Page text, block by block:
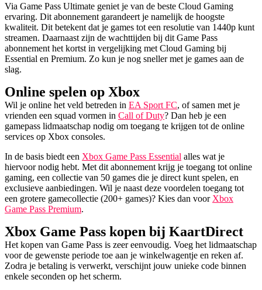
Via Game Pass Ultimate geniet je van de beste Cloud Gaming
ervaring. Dit abonnement garandeert je namelijk de hoogste
kwaliteit. Dit betekent dat je games tot een resolutie van 1440p kunt
streamen. Daarnaast zijn de wachttijden bij dit Game Pass
abonnement het kortst in vergelijking met Cloud Gaming bij
Essential en Premium. Zo kun je nog sneller met je games aan de
slag.
Online spelen op Xbox
Wil je online het veld betreden in EA Sport FC, of samen met je
vrienden een squad vormen in Call of Duty? Dan heb je een
gamepass lidmaatschap nodig om toegang te krijgen tot de online
services op Xbox consoles.
In de basis biedt een Xbox Game Pass Essential alles wat je
hiervoor nodig hebt. Met dit abonnement krijg je toegang tot online
gaming, een collectie van 50 games die je direct kunt spelen, en
exclusieve aanbiedingen. Wil je naast deze voordelen toegang tot
een grotere gamecollectie (200+ games)? Kies dan voor Xbox
Game Pass Premium.
Xbox Game Pass kopen bij KaartDirect
Het kopen van Game Pass is zeer eenvoudig. Voeg het lidmaatschap
voor de gewenste periode toe aan je winkelwagentje en reken af.
Zodra je betaling is verwerkt, verschijnt jouw unieke code binnen
enkele seconden op het scherm.